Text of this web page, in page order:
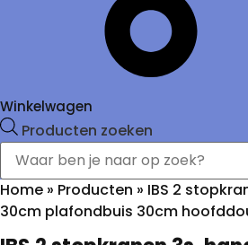
Winkelwagen
Producten zoeken
Home » Producten » IBS 2
30cm plafondbuis 30cm